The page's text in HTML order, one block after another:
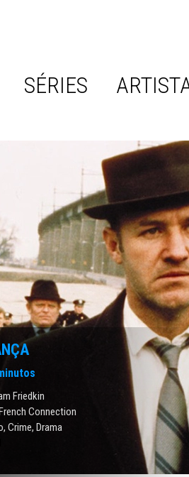
SÉRIES
Friedkin
Connection
,Crime,Drama